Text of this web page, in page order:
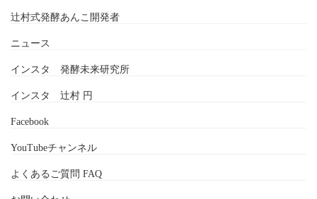
辻村式発酵あんこ開発者
ニュース
インスタ 発酵未来研究所
インスタ 辻村 円
Facebook
YouTubeチャンネル
よくあるご質問 FAQ